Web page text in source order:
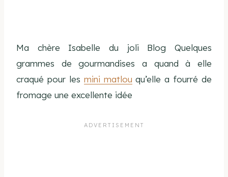
Ma chère Isabelle du joli Blog Quelques
grammes de gourmandises a quand à elle
craqué pour les mini matlou qu’elle a fourré de
fromage une excellente idée